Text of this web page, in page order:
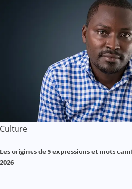
Culture
Les origines de 5 expressions et mots
2026